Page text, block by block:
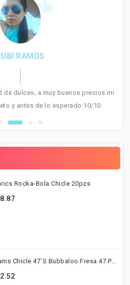
RAMOS
de dulces, a muy buenos precios mi
y antes de lo esperado 10/10
Rocka-Bola Chicle 20pzs